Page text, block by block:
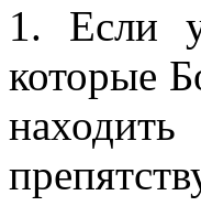
1. Если
которые